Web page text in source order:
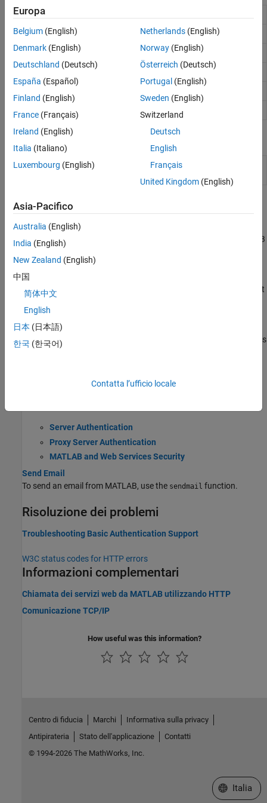
webread
webwrite Write data to RESTful web service
websave Save content from RESTful web service to file
weboptions Specify parameters for RESTful web service
sendmail Send email message to address list
Classi
matlab.htmlviewer.HTMLViewer HTML Viewer tab
Argomenti
Convert Data from Web Service
Download data from a RESTful web service and specify a MATLAB
Download Web Page and Files
Download the content of a web page as text, or download content
Web Browsers and MATLAB
Web sites and documents can display in several different browsers
Web settings enable you to specify internet connection
Server Authentication
Proxy Server Authentication
MATLAB and Web Services Security
Send Email
To send an email from MATLAB, use the sendmail function.
Risoluzione dei problemi
Troubleshooting Basic Authentication Support
W3C status codes for HTTP errors
Informazioni complementari
Chiamata dei servizi web da MATLAB utilizzando HTTP
Comunicazione TCP/IP
How useful was this information?
Europa
Belgium (English)
Denmark (English)
Deutschland (Deutsch)
España (Español)
Finland (English)
France (Français)
Ireland (English)
Italia (Italiano)
Luxembourg (English)
Netherlands(English)
Norway(English)
Österreich (Deutsch)
Portugal (English)
Sweden (English)
Switzerland
Deutsch
English
Français
United Kingdom(English)
Asia-Pacifico
Australia (English)
India (English)
New Zealand (English)
中国
简体中文
English
日本 (日本語)
한국 (한국어)
Contatta l’ufficio locale
Centro di fiducia Marchi
Informativa sulla privacy
Antipirateria
Stato dell'applicazione
Contatti
© 1994-2026 The MathWorks, Inc.
Seleziona
Italia